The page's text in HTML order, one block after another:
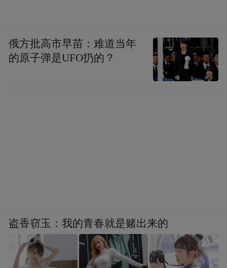
俄方批高市早苗：难道当年
的原子弹是UFO扔的？
盗香窃玉：我的青春就是赌出来的